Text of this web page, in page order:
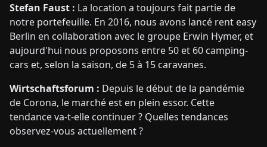
Stefan Faust : La location a toujours fait partie de
notre portefeuille. En 2016, nous avons lancé rent easy
Berlin en collaboration avec le groupe Erwin Hymer, et
aujourd'hui nous proposons entre 50 et 60 camping-
cars et, selon la saison, de 5 à 15 caravanes.
Wirtschaftsforum : Depuis le début de la pandémie
de Corona, le marché est en plein essor. Cette
tendance va-t-elle continuer ? Quelles tendances
observez-vous actuellement ?